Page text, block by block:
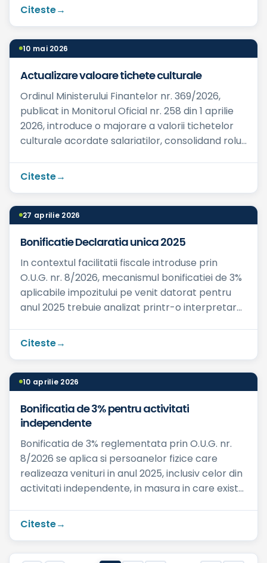
Citeste
10 mai 2026
Actualizare valoare tichete culturale
Ordinul Ministerului Finantelor nr. 369/2026,
publicat in Monitorul Oficial nr. 258 din 1 aprilie
2026, introduce o majorare a valorii tichetelor
culturale acordate salariatilor, consolidand rolul
Citeste
27 aprilie 2026
Bonificatie Declaratia unica 2025
In contextul facilitatii fiscale introduse prin
O.U.G. nr. 8/2026, mecanismul bonificatiei de 3%
aplicabile impozitului pe venit datorat pentru
anul 2025 trebuie analizat printr-o interpretare
Citeste
10 aprilie 2026
Bonificatia de 3% pentru activitati
independente
Bonificatia de 3% reglementata prin O.U.G. nr.
8/2026 se aplica si persoanelor fizice care
realizeaza venituri in anul 2025, inclusiv celor din
activitati independente, in masura in care exista
Citeste